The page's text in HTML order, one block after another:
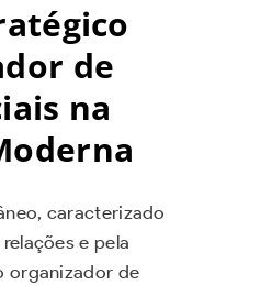
de
na
caracterizado
e pela
organizador de